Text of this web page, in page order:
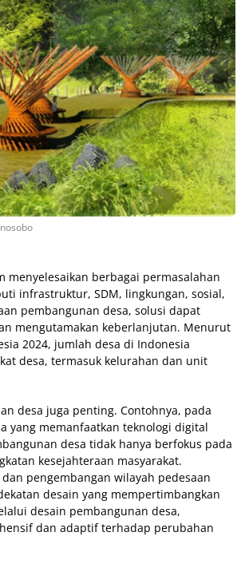
menyelesaikan berbagai permasalahan
infrastruktur, SDM, lingkungan, sosial,
pembangunan desa, solusi dapat
mengutamakan keberlanjutan. Menurut
2024, jumlah desa di Indonesia
desa, termasuk kelurahan dan unit
desa juga penting. Contohnya, pada
yang memanfaatkan teknologi digital
desa tidak hanya berfokus pada
kesejahteraan masyarakat.
pengembangan wilayah pedesaan
desain yang mempertimbangkan
desain pembangunan desa,
dan adaptif terhadap perubahan